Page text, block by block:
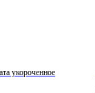
укороченное